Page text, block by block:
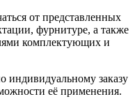
от представленных
фурнитуре, а также
комплектующих и
индивидуальному заказу
её применения.